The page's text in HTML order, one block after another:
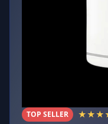
TOP SELLER